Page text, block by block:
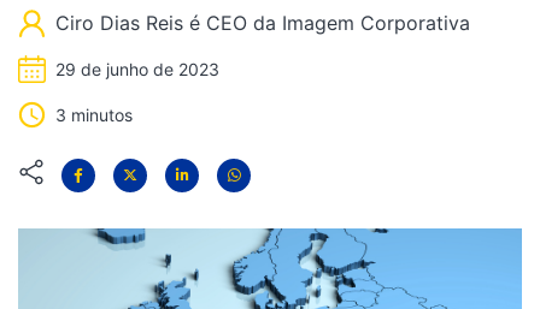
Ciro Dias Reis é CEO da Imagem Corporativa
29 de junho de 2023
3 minutos